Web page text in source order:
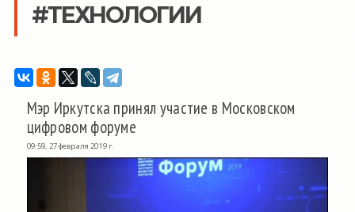
#ТЕХНОЛОГИИ
Мэр Иркутска принял участие в Московском
цифровом форуме
09:59, 27 февраля 2019 г.